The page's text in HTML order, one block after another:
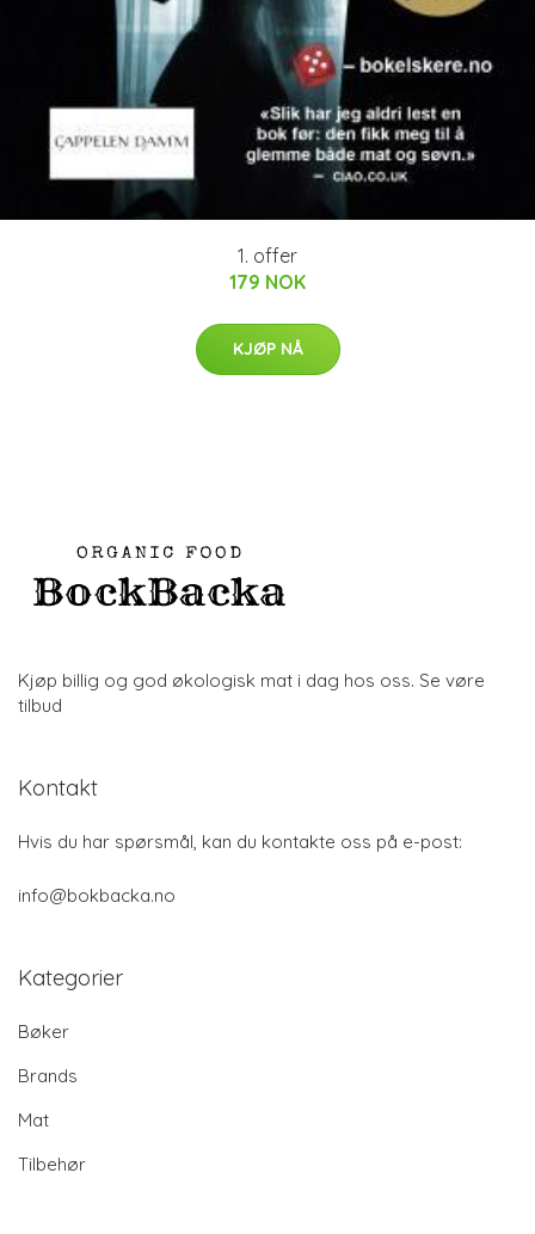
1. offer
179 NOK
KJØP NÅ
Kjøp billig og god økologisk mat i dag hos oss. Se vøre
tilbud
Kontakt
Hvis du har spørsmål, kan du kontakte oss på e-post:
info@bokbacka.no
Kategorier
Bøker
Brands
Mat
Tilbehør